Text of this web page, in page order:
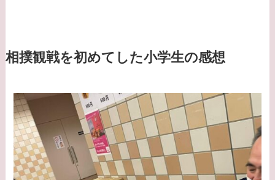
相撲観戦を初めてした小学生の感想